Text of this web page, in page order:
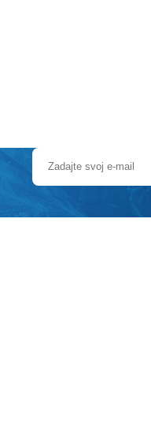
reštaurácia
pre členov klubu